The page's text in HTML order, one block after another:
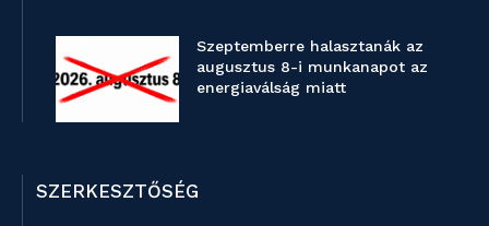
Szeptemberre halasztanák az
augusztus 8-i munkanapot az
energiaválság miatt
SZERKESZTŐSÉG